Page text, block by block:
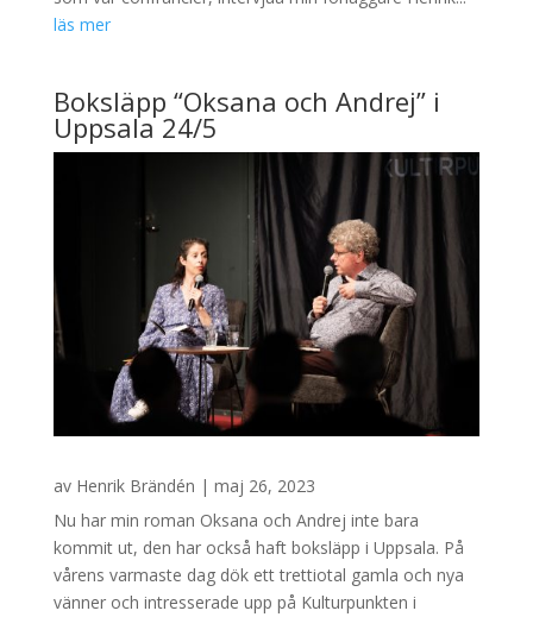
läs mer
Boksläpp “Oksana och Andrej” i
Uppsala 24/5
av Henrik Brändén | maj 26, 2023
Nu har min roman Oksana och Andrej inte bara
kommit ut, den har också haft boksläpp i Uppsala. På
vårens varmaste dag dök ett trettiotal gamla och nya
vänner och intresserade upp på Kulturpunkten i